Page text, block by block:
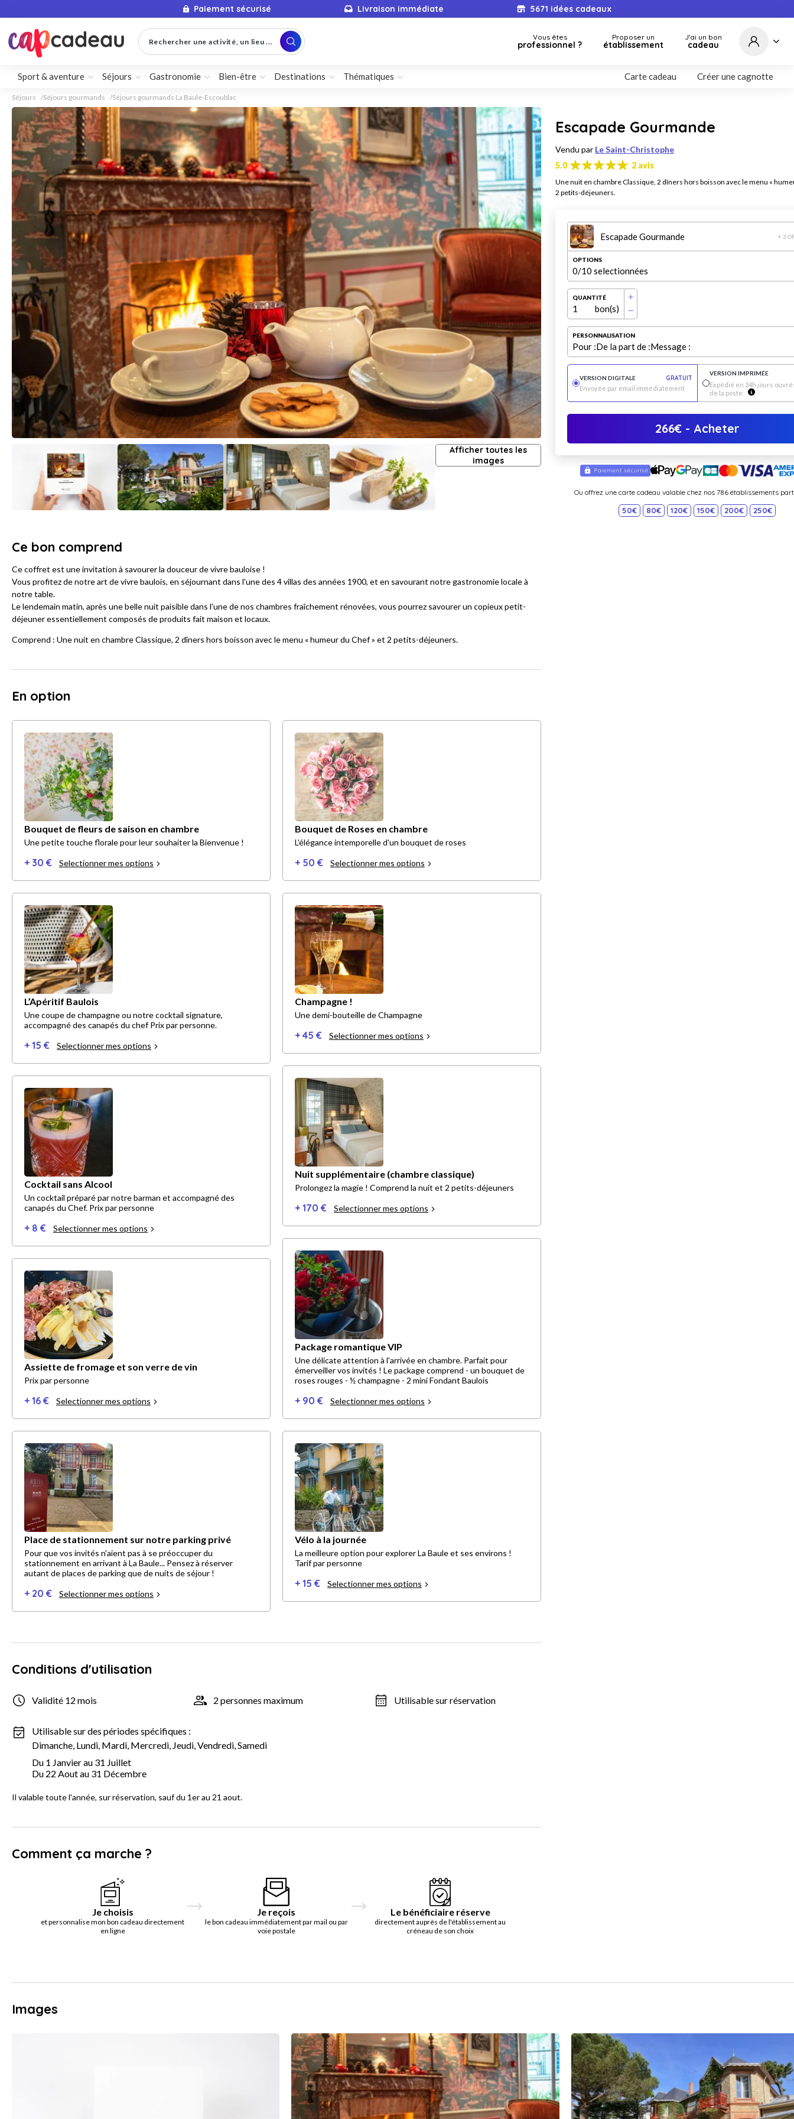
Paiement sécurisé Livraison immédiate 5671 idées cadeaux
Rechercher une activité, un lieu ... Vous êtes
professionnel ?
Proposer un
établissement
J'ai un bon
cadeau
Sport & aventure Séjours Gastronomie Bien-être Destinations Thématiques Carte cadeau Créer une cagnotte
Séjours Séjours gourmands Séjours gourmands La Baule-Escoublac
Afficher toutes les
images
Escapade Gourmande
Vendu par Le Saint-Christophe
5.0
2 avis
Une nuit en chambre Classique, 2 dîners hors boisson avec le menu «
2 petits-déjeuners.
Escapade Gourmande + 3
OPTIONS
0/10 selectionnées
QUANTITÉ
1 bon(s)
PERSONNALISATION
Pour :De la part de :Message :
VERSION DIGITALE
GRATUIT
Envoyée par email immédiatement
VERSION IMPRIMÉE
Expédié en 24h jours
de la poste.
266€- Acheter
Ou offrez une carte cadeau valable chez nos 786 établissements
50€ 80€ 120€ 150€ 200€ 250€
Ce bon comprend
Ce coffret est une invitation à savourer la douceur de vivre bauloise !
Vous profitez de notre art de vivre baulois, en séjournant dans l'une des 4 villas des années 1900, et en savourant notre gastronomie locale à
notre table.
Le lendemain matin, après une belle nuit paisible dans l'une de nos chambres fraîchement rénovées, vous pourrez savourer un copieux petit-
déjeuner essentiellement composés de produits fait maison et locaux.
Comprend : Une nuit en chambre Classique, 2 dîners hors boisson avec le menu « humeur du Chef » et 2 petits-déjeuners.
En option
Bouquet de fleurs de saison en chambre
Une petite touche florale pour leur souhaiter la Bienvenue !
+ 30 € Selectionner mes options
L’Apéritif Baulois
Une coupe de champagne ou notre cocktail signature,
accompagné des canapés du chef Prix par personne.
+ 15 € Selectionner mes options
Cocktail sans Alcool
Un cocktail préparé par notre barman et accompagné des
canapés du Chef. Prix par personne
+ 8 € Selectionner mes options
Assiette de fromage et son verre de vin
Prix par personne
+ 16 € Selectionner mes options
Place de stationnement sur notre parking privé
Pour que vos invités n'aient pas à se préoccuper du
stationnement en arrivant à La Baule... Pensez à réserver
autant de places de parking que de nuits de séjour !
+ 20 € Selectionner mes options
Bouquet de Roses en chambre
L'élégance intemporelle d'un bouquet de roses
+ 50 € Selectionner mes options
Champagne !
Une demi-bouteille de Champagne
+ 45 € Selectionner mes options
Nuit supplémentaire (chambre classique)
Prolongez la magie ! Comprend la nuit et 2 petits-déjeuners
+ 170 € Selectionner mes options
Package romantique VIP
Une délicate attention à l'arrivée en chambre. Parfait pour
émerveiller vos invités ! Le package comprend - un bouquet de
roses rouges - ½ champagne - 2 mini Fondant Baulois
+ 90 € Selectionner mes options
Vélo à la journée
La meilleure option pour explorer La Baule et ses environs !
Tarif par personne
+ 15 € Selectionner mes options
Conditions d'utilisation
Validité 12 mois 2 personnes maximum Utilisable sur réservation
Utilisable sur des périodes spécifiques :
Dimanche, Lundi, Mardi, Mercredi, Jeudi, Vendredi, Samedi
Du 1 Janvier au 31 Juillet
Du 22 Aout au 31 Décembre
Il valable toute l'année, sur réservation, sauf du 1er au 21 aout.
Comment ça marche ?
Je choisis
et personnalise mon bon cadeau directement
en ligne
Je reçois
le bon cadeau immédiatement par mail ou par
voie postale
Le bénéficiaire réserve
directement auprès de l'établissement au
créneau de son choix
Images